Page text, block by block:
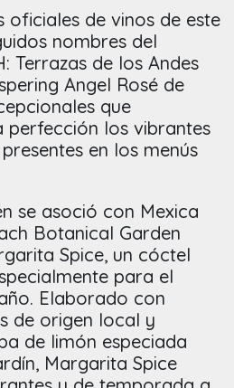
oficiales de vinos de este
nombres del
Terrazas de los Andes
Angel Rosé de
que
perfección los vibrantes
en los menús
se asoció con Mexica
Botanical Garden
Spice, un cóctel
para el
Elaborado con
de origen local y
de limón especiada
Margarita Spice